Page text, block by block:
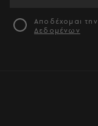
Αποδέχομαι την
Δεδομένων